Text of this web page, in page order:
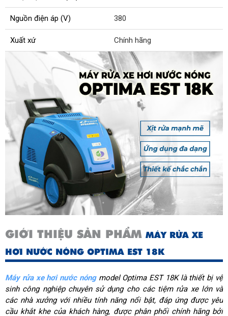
Nguồn điện áp (V) 380
Xuất xứ Chính hãng
GIỚI THIỆU SẢN PHẨM MÁY RỬA XE
HƠI NƯỚC NÓNG OPTIMA EST 18K
Máy rửa xe hơi nước nóngmodel Optima EST 18K là thiết bị vệ
sinh công nghiệp chuyên sử dụng cho các tiệm rửa xe lớn và
các nhà xưởng với nhiều tính năng nổi bật, đáp ứng được yêu
cầu khắt khe của khách hàng, được phân phối chính hãng bởi